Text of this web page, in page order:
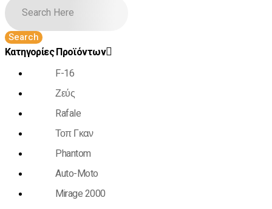
Κατηγορίες Προϊόντων
F-16
Ζεύς
Rafale
Τοπ Γκαν
Phantom
Auto-Moto
Mirage 2000